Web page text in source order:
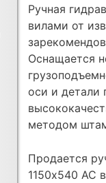
Ручная
вилами от
Оснащается
оси и детали
методом
Продается
1150х540 AC